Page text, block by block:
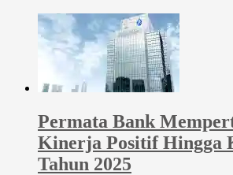
Permata Bank
Kinerja Positif Hingga
Tahun 2025